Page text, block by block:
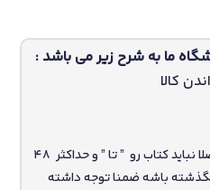
ما به شرح زیر می باشد :
کالا
البته باید توجه داشته باشید که اصلا نباید کتاب رو ” تا ” و حداکثر 48
باشه ضمنا توجه داشته